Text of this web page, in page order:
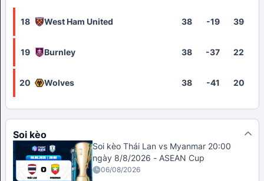
18 West Ham United 38 -19 39
19 Burnley 38 -37 22
20 Wolves 38 -41 20
Soi kèo
Soi kèo Thái Lan vs Myanmar 20:00
ngày 8/8/2026 - ASEAN Cup
06/08/2026